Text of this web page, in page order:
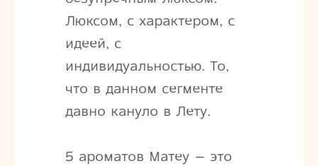
Люксом, с характером, с
идеей, с
индивидуальностью. То,
что в данном сегменте
давно кануло в Лету.
5 ароматов Матеу – это